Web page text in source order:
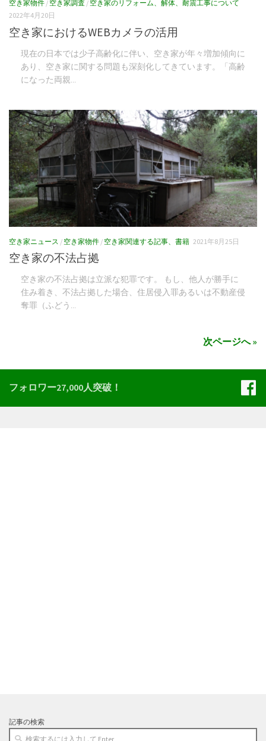
空き家物件 / 空き家調査 / 空き家のリフォーム、解体、耐震工事について
2022年4月20日
空き家におけるWEBカメラの活用
現在の日本では少子高齢化に伴い、空き家が年々増加傾向に
あり、空き家に関する問題も深刻化してきています。「高齢
になった両親...
空き家ニュース / 空き家物件 / 空き家関連する記事、書籍 2021年8月25日
空き家の不法占拠
空き家の不法占拠は立派な犯罪です。 もし、他人が勝手に
住み着き、不法占拠した場合、住居侵入罪あるいは不動産侵
奪罪（ふどう...
次ページへ »
フォロワー27,000人突破！
記事の検索